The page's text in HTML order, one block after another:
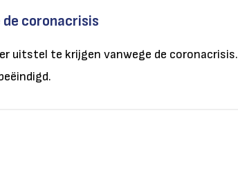
coronacrisis
uitstel te krijgen vanwege de coronacrisis.